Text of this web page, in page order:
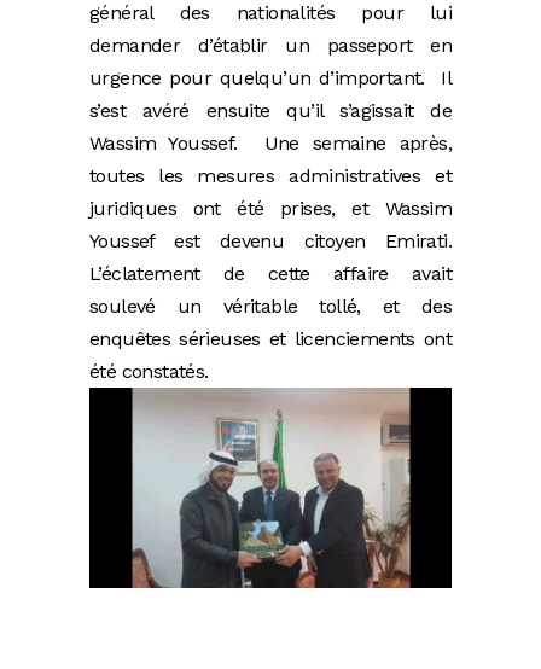
général des nationalités pour lui
demander d’établir un passeport en
urgence pour quelqu’un d’important. Il
s’est avéré ensuite qu’il s’agissait de
Wassim Youssef. Une semaine après,
toutes les mesures administratives et
juridiques ont été prises, et Wassim
Youssef est devenu citoyen Emirati.
L’éclatement de cette affaire avait
soulevé un véritable tollé, et des
enquêtes sérieuses et licenciements ont
été constatés.